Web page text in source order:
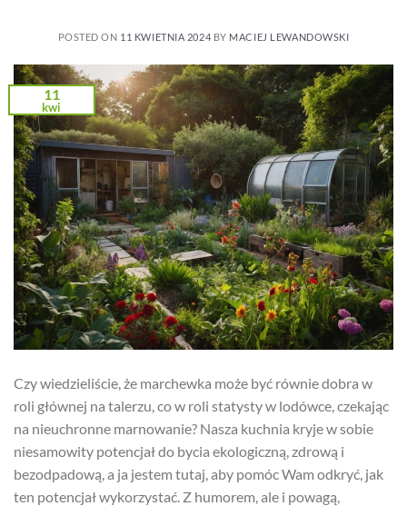
POSTED ON 11 KWIETNIA 2024 BY MACIEJ LEWANDOWSKI
11
kwi
Czy wiedzieliście, że marchewka może być równie dobra w
roli głównej na talerzu, co w roli statysty w lodówce, czekając
na nieuchronne marnowanie? Nasza kuchnia kryje w sobie
niesamowity potencjał do bycia ekologiczną, zdrową i
bezodpadową, a ja jestem tutaj, aby pomóc Wam odkryć, jak
ten potencjał wykorzystać. Z humorem, ale i powagą,